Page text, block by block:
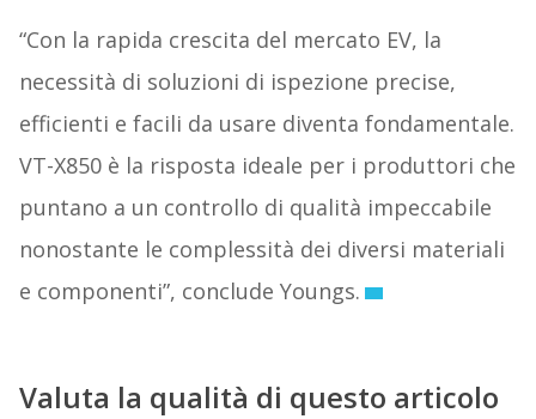
“Con la rapida crescita del mercato EV, la
necessità di soluzioni di ispezione precise,
efficienti e facili da usare diventa fondamentale.
VT-X850 è la risposta ideale per i produttori che
puntano a un controllo di qualità impeccabile
nonostante le complessità dei diversi materiali
e componenti”, conclude Youngs.
Valuta la qualità di questo articolo